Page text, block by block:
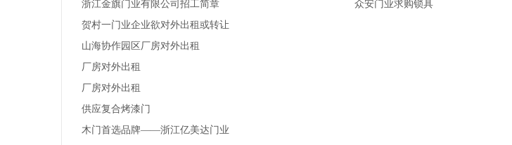
浙江金旗门业有限公司招工简章
贺村一门业企业欲对外出租或转让
山海协作园区厂房对外出租
厂房对外出租
厂房对外出租
供应复合烤漆门
木门首选品牌——浙江亿美达门业
众安门业求购锁具